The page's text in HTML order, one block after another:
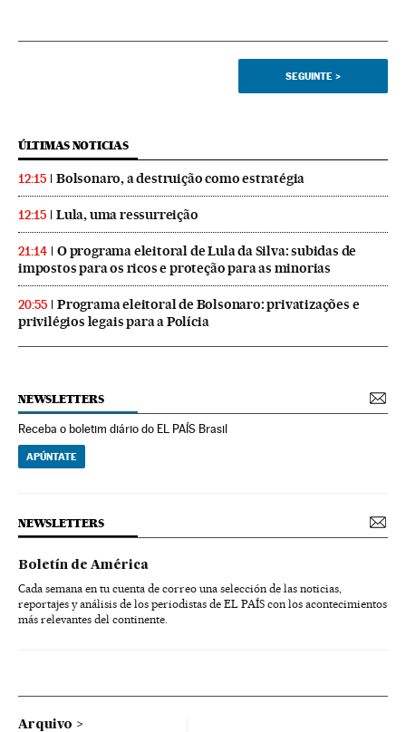
SEGUINTE >
ÚLTIMAS NOTICIAS
12:15 Bolsonaro, a destruição como estratégia
12:15 Lula, uma ressurreição
21:14
O programa eleitoral de Lula da Silva: subidas de
impostos para os ricos e proteção para as minorias
20:55
Programa eleitoral de Bolsonaro: privatizações e
privilégios legais para a Polícia
NEWSLETTERS
Receba o boletim diário do EL PAÍS Brasil
APÚNTATE
NEWSLETTERS
Boletín de América
Cada semana en tu cuenta de correo una selección de las noticias,
reportajes y análisis de los periodistas de EL PAÍS con los acontecimientos
más relevantes del continente.
Arquivo